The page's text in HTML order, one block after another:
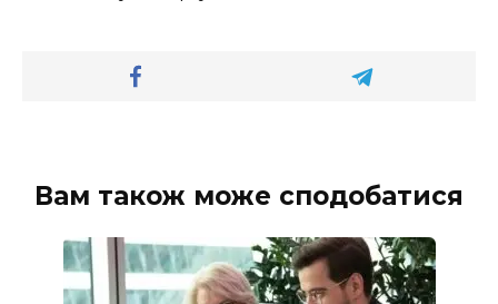
Вам також може сподобатися